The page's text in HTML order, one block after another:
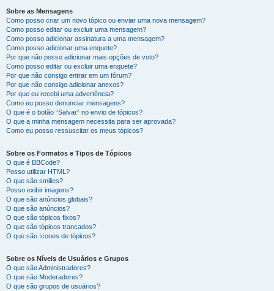
Sobre as Mensagens
Como posso criar um novo tópico ou enviar uma nova mensagem?
Como posso editar ou excluir uma mensagem?
Como posso adicionar assinatura a uma mensagem?
Como posso adicionar uma enquete?
Por que não posso adicionar mais opções de voto?
Como posso editar ou excluir uma enquete?
Por que não consigo entrar em um fórum?
Por que não consigo adicionar anexos?
Por que eu recebi uma advertência?
Como eu posso denunciar mensagens?
O que é o botão “Salvar” no envio de tópicos?
O que a minha mensagem necessita para ser aprovada?
Como eu posso ressuscitar os meus tópicos?
Sobre os Formatos e Tipos de Tópicos
O que é BBCode?
Posso utilizar HTML?
O que são smilies?
Posso exibir imagens?
O que são anúncios globais?
O que são anúncios?
O que são tópicos fixos?
O que são tópicos trancados?
O que são ícones de tópicos?
Sobre os Níveis de Usuários e Grupos
O que são Administradores?
O que são Moderadores?
O que são grupos de usuários?